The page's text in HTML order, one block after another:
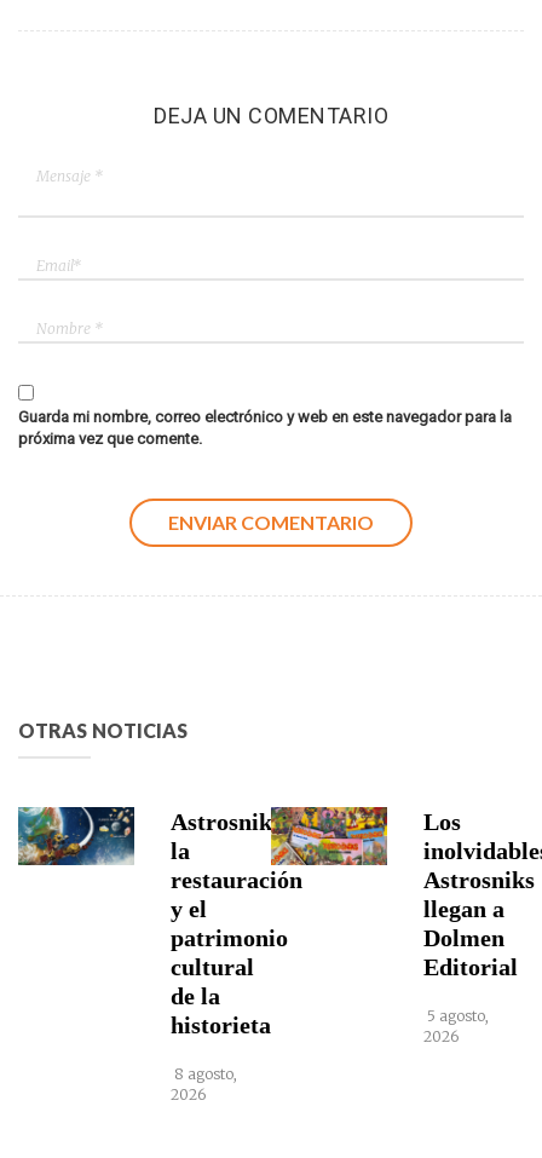
DEJA UN COMENTARIO
Guarda mi nombre, correo electrónico y web en este navegador para la
próxima vez que comente.
OTRAS NOTICIAS
Astrosniks,
la
restauración
y el
patrimonio
cultural
de la
historieta
8 agosto,
2026
Los
Astrosniks
llegan a
Dolmen
Editorial
5 agosto,
2026